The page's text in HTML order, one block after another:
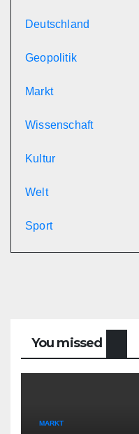
Deutschland
Geopolitik
Markt
Wissenschaft
Kultur
Welt
Sport
You missed
MARKT